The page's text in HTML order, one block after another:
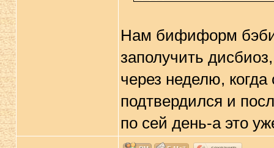
Нам бифиформ бэби
заполучить
через неделю,
подтвердился и
по сей день-а это